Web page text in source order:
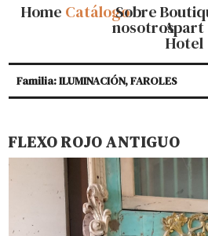
Home CatálogoSobre
nosotrosApart
Hotel
Familia: ILUMINACIÓN, FAROLES
FLEXO ROJO ANTIGUO